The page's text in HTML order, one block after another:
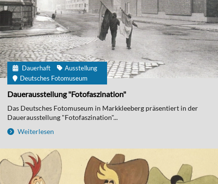
Dauerhaft
Ausstellung
Deutsches Fotomuseum
Dauerausstellung "Fotofaszination"
Das Deutsches Fotomuseum in Markkleeberg präsentiert in der
Dauerausstellung "Fotofaszination"...
Weiterlesen